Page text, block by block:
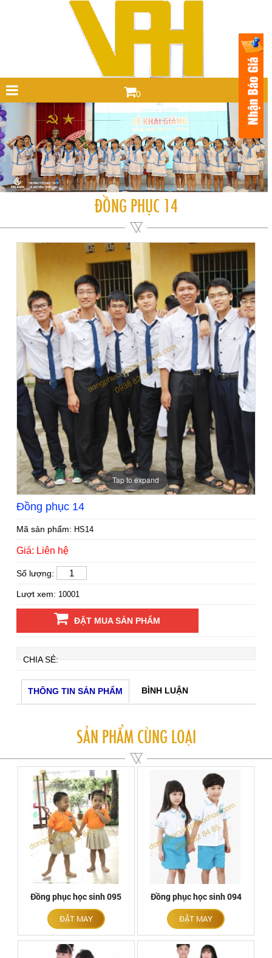
0
ĐỒNG PHỤC 14
Tap to expand
Đồng phục 14
Mã sản phẩm: HS14
Giá: Liên hệ
Số lượng:
Lượt xem: 10001
ĐẶT MUA SẢN PHẨM
CHIA SẺ:
THÔNG TIN SẢN PHẨM BÌNH LUẬN
SẢN PHẨM CÙNG LOẠI
Đồng phục học sinh 095
ĐẶT MAY
Đồng phục học sinh 094
ĐẶT MAY